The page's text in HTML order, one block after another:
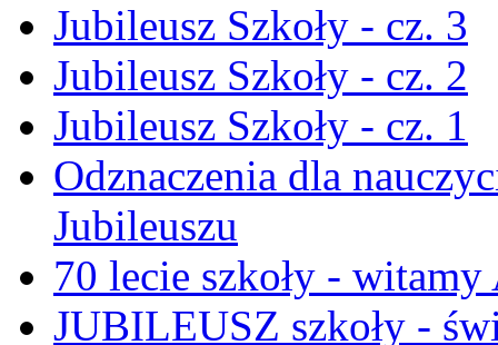
Jubileusz Szkoły - cz. 3
Jubileusz Szkoły - cz. 2
Jubileusz Szkoły - cz. 1
Odznaczenia dla
Jubileuszu
70 lecie szkoły -
JUBILEUSZ szkoły -